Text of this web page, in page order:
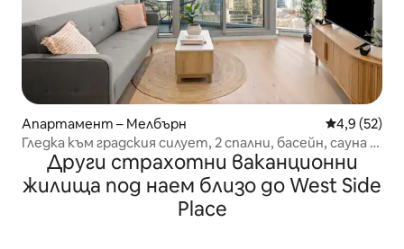
Апартамент – Мелбърн Средна
4,9 (52)
Гледка към градския силует, 2 спални, басейн, сауна и
фитнес зала
Други страхотни ваканционни
жилища под наем близо до West Side
Place